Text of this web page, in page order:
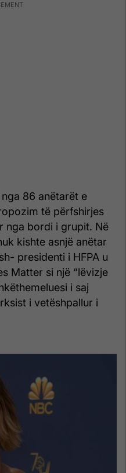
86 anëtarët e
të përfshirjes
nga bordi i grupit. Në
kishte asnjë anëtar
presidenti i HFPA u
Matter si një “lëvizje
i saj
i vetëshpallur i